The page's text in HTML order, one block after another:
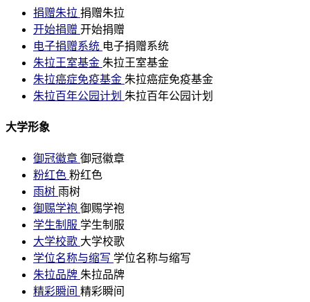
捐赠朱拉 捐赠朱拉
开始捐赠 开始捐赠
电子捐赠系统 电子捐赠系统
朱拉王室基金 朱拉王室基金
朱拉癌症免疫基金 朱拉癌症免疫基金
朱拉百年公园计划 朱拉百年公园计划
大学形象
御冠徽章 御冠徽章
粉红色 粉红色
雨树 雨树
御赐学袍 御赐学袍
学生制服 学生制服
大学校歌 大学校歌
学位名称与缩写 学位名称与缩写
朱拉品牌 朱拉品牌
精彩瞬间 精彩瞬间